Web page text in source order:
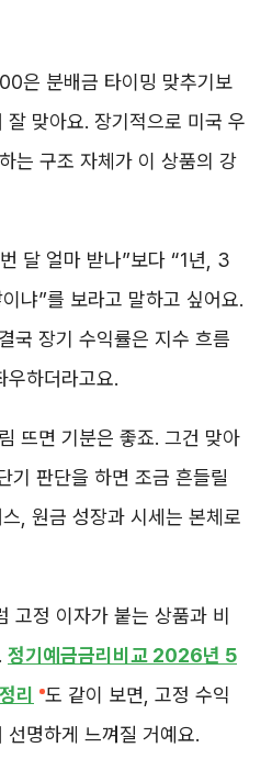
은 분배금 타이밍 맞추기보
맞아요. 장기적으로 미국 우
는 구조 자체가 이 상품의 강
달 얼마 받나”보다 “1년, 3
냐”를 보라고 말하고 싶어요.
국 장기 수익률은 지수 흐름
우하더라고요.
뜨면 기분은 좋죠. 그건 맞아
기 판단을 하면 조금 흔들릴
, 원금 성장과 시세는 본체로
고정 이자가 붙는 상품과 비
정기예금금리비교 2026년 5
리 도 같이 보면, 고정 수익
명하게 느껴질 거예요.